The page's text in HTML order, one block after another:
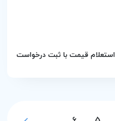
استعلام قیمت با ثبت درخواست